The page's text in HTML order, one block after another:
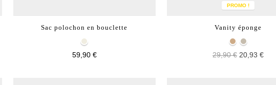
Sac polochon en bouclette
59,90 €
PROMO !
Vanity éponge
29,90 € 20,93 €